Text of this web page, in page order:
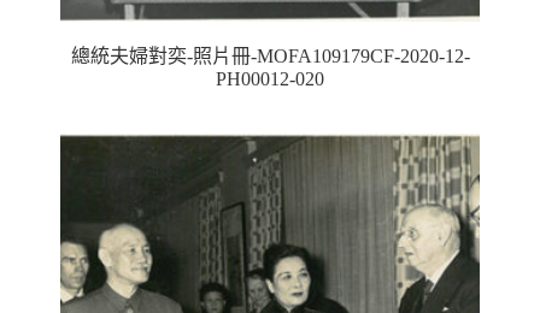
總統夫婦對奕-照片冊-MOFA109179CF-2020-12-
PH00012-020